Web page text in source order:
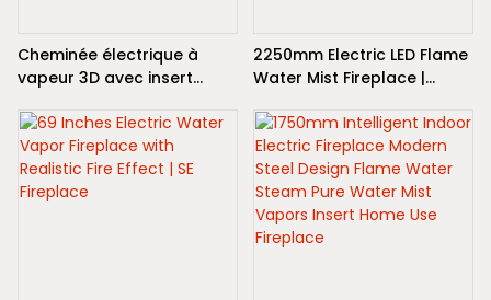
Cheminée électrique à
vapeur 3D avec insert
flamme, cheminée à
vapeur électrique 3D à eau
2250mm Electric LED Flame
Water Mist Fireplace |
Fireplace | SE Fireplace